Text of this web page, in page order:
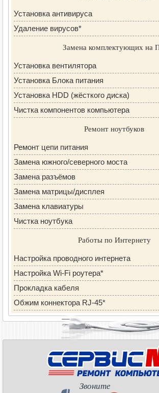
Установка антивируса
Удаление вирусов*
Замена комплектующих на
Установка вентилятора
Установка Блока питания
Установка HDD (жёсткого диска)
Чистка компонентов компьютера
Ремонт ноутбуков
Ремонт цепи питания
Замена южного/северного моста
Замена разъёмов
Замена матрицы/дисплея
Замена клавиатуры
Чистка ноутбука
Работы по Интернету
Настройка проводного интернета
Настройка Wi-Fi роутера*
Прокладка кабеля
Обжим коннектора RJ-45*
Звоните